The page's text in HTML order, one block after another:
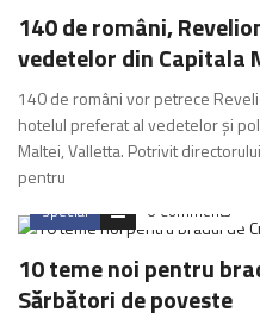
140 de români,
vedetelor din Capitala
140 de români vor petrece
hotelul preferat al vedetelor și
Maltei, Valletta. Potrivit
pentru
Special 0 Comments
10 teme noi pentru
Sărbători de poveste